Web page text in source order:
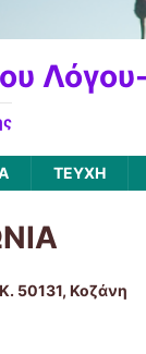
ΤΕΥΧΗ
50131, Κοζάνη